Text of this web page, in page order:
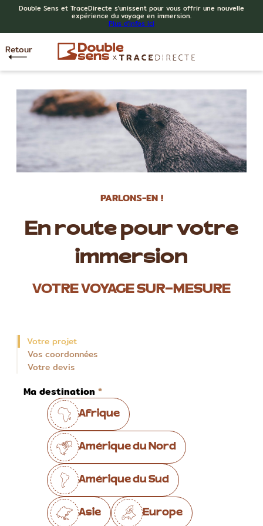
Double Sens et TraceDirecte s'unissent pour vous offrir une nouvelle
expérience du voyage en immersion.
Plus d'infos ici
Retour
PARLONS-EN !
En route pour votre
immersion
VOTRE VOYAGE SUR-MESURE
Votre projet
Vos coordonnées
Votre devis
Ma destination
Afrique
Amérique du Nord
Amérique du Sud
Asie Europe